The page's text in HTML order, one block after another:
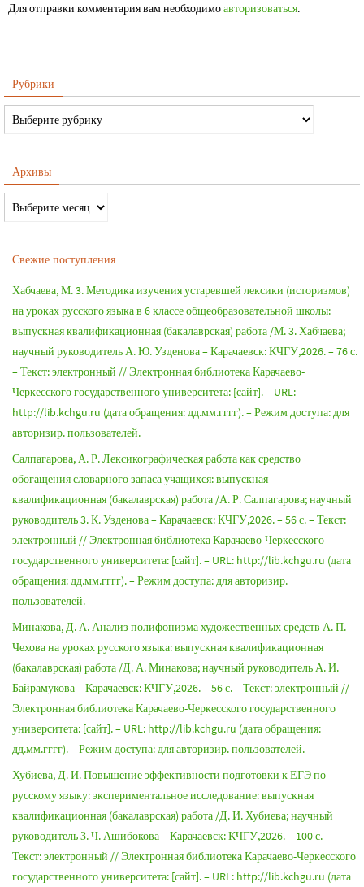
Для отправки комментария вам необходимоавторизоваться.
Рубрики
Архивы
Свежие поступления
Хабчаева, М. 3. Методика изучения устаревшей лексики (историзмов)
на уроках русского языка в 6 классе общеобразовательной школы:
выпускная квалификационная (бакалаврская) работа /М. 3. Хабчаева;
научный руководитель А. Ю. Узденова – Карачаевск: КЧГУ,2026. – 76 с.
– Текст: электронный // Электронная библиотека Карачаево-
Черкесского государственного университета: [сайт]. – URL:
http://lib.kchgu.ru (дата обращения: дд.мм.гггг). – Режим доступа: для
авторизир. пользователей.
Салпагарова, А. Р. Лексикографическая работа как средство
обогащения словарного запаса учащихся: выпускная
квалификационная (бакалаврская) работа /А. Р. Салпагарова; научный
руководитель 3. К. Узденова – Карачаевск: КЧГУ,2026. – 56 с. – Текст:
электронный // Электронная библиотека Карачаево-Черкесского
государственного университета: [сайт]. – URL: http://lib.kchgu.ru (дата
обращения: дд.мм.гггг). – Режим доступа: для авторизир.
пользователей.
Минакова, Д. А. Анализ полифонизма художественных средств А. П.
Чехова на уроках русского языка: выпускная квалификационная
(бакалаврская) работа /Д. А. Минакова; научный руководитель А. И.
Байрамукова – Карачаевск: КЧГУ,2026. – 56 с. – Текст: электронный //
Электронная библиотека Карачаево-Черкесского государственного
университета: [сайт]. – URL: http://lib.kchgu.ru (дата обращения:
дд.мм.гггг). – Режим доступа: для авторизир. пользователей.
Хубиева, Д. И. Повышение эффективности подготовки к ЕГЭ по
русскому языку: экспериментальное исследование: выпускная
квалификационная (бакалаврская) работа /Д. И. Хубиева; научный
руководитель З. Ч. Ашибокова – Карачаевск: КЧГУ,2026. – 100 с. –
Текст: электронный // Электронная библиотека Карачаево-Черкесского
государственного университета: [сайт]. – URL: http://lib.kchgu.ru (дата